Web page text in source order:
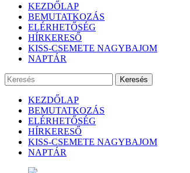
KEZDŐLAP
BEMUTATKOZÁS
ELÉRHETŐSÉG
HÍRKERESŐ
KISS-CSEMETE NAGYBAJOM
NAPTÁR
Keresés
KEZDŐLAP
BEMUTATKOZÁS
ELÉRHETŐSÉG
HÍRKERESŐ
KISS-CSEMETE NAGYBAJOM
NAPTÁR